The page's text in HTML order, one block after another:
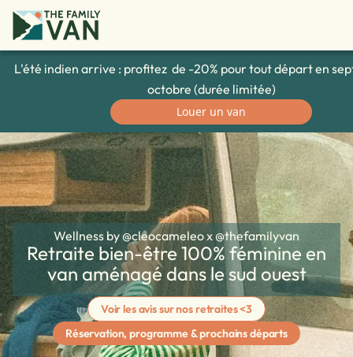
L'été indien arrive : profitez de -20% pour tout départ en
octobre (durée limitée)
Louer un van
Wellness by @cleocameleo x @thefamilyvan
Retraite bien-être 100% féminine en
van aménagé dans le sud ouest
Voir les avis sur nos retraites <3
Réservation, programme & prochains départs